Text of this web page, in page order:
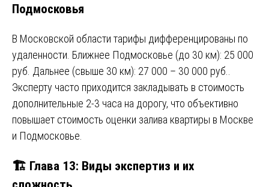
Подмосковья
В Московской области тарифы дифференцированы по
удаленности. Ближнее Подмосковье (до 30 км): 25 000
руб. Дальнее (свыше 30 км): 27 000 – 30 000 руб..
Эксперту часто приходится закладывать в стоимость
дополнительные 2-3 часа на дорогу, что объективно
повышает стоимость оценки залива квартиры в Москве
и Подмосковье.
🏗️ Глава 13: Виды экспертиз и их